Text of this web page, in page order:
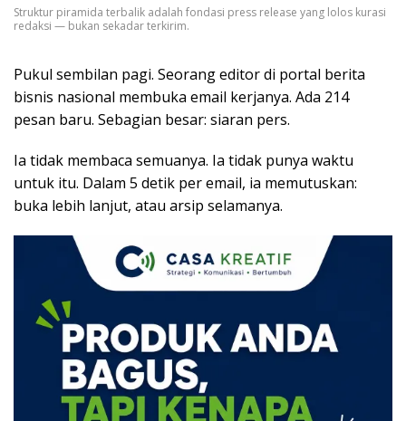
Struktur piramida terbalik adalah fondasi press release yang lolos kurasi
redaksi — bukan sekadar terkirim.
Pukul sembilan pagi. Seorang editor di portal berita
bisnis nasional membuka email kerjanya. Ada 214
pesan baru. Sebagian besar: siaran pers.
Ia tidak membaca semuanya. Ia tidak punya waktu
untuk itu. Dalam 5 detik per email, ia memutuskan:
buka lebih lanjut, atau arsip selamanya.